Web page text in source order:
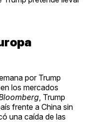
por Trump
los mercados
, Trump
frente a China sin
una caída de las